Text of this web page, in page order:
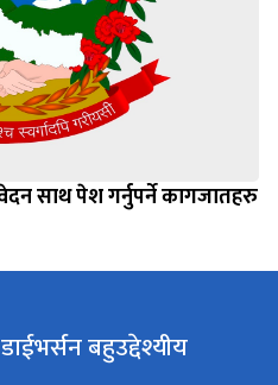
साथ पेश गर्नुपर्ने कागजातहरु
बहुउद्देश्यीय